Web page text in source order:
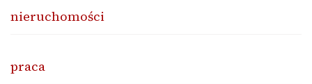
nieruchomości
praca